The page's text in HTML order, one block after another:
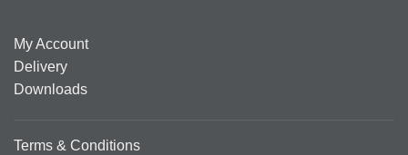
My Account
Delivery
Downloads
Terms & Conditions